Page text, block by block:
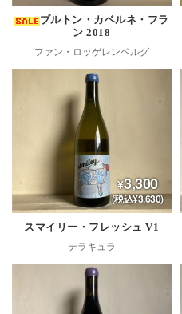
ブルトン・カベルネ・フラ
ン 2018
ファン・ロッゲレンベルグ
3,300
(税込¥3,630)
スマイリー・フレッシュ V1
テラキュラ